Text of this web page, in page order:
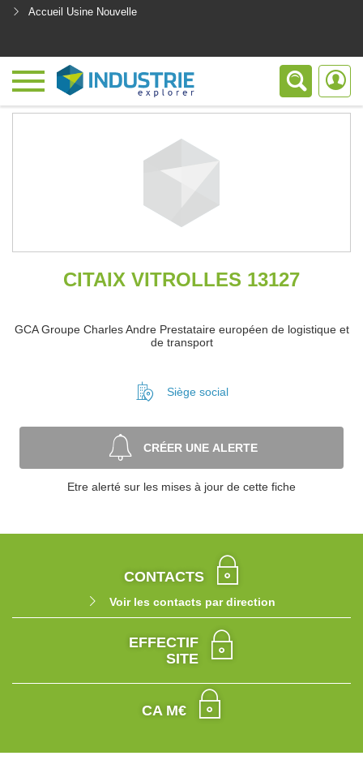
Accueil Usine Nouvelle
CITAIX VITROLLES 13127
GCA Groupe Charles Andre Prestataire européen de logistique et
de transport
Siège social
CRÉER UNE ALERTE
Etre alerté sur les mises à jour de cette fiche
CONTACTS
Voir les contacts par direction
EFFECTIF
SITE
CA M€